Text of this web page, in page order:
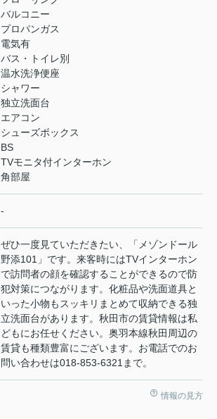
バルコニー
プロパンガス
電気有
バス・トイレ別
温水洗浄便座
シャワー
独立洗面台
エアコン
シューズボックス
BS
TVモニタ付インターホン
角部屋
-
ぜひ一度見ていただきたい、「メゾンドール
野添101」です。来客時にはTVインターホン
で訪問者の顔を確認することができるので防
犯対策につながります。化粧品や洗面道具と
いった小物もスッキリまとめて収納できる独
立洗面台があります。秋田市の賃貸情報は私
どもにお任せください。奥羽本線秋田周辺の
賃貸も種類豊富にございます。お電話でのお
問い合わせは018-853-6321まで。
情報の見方